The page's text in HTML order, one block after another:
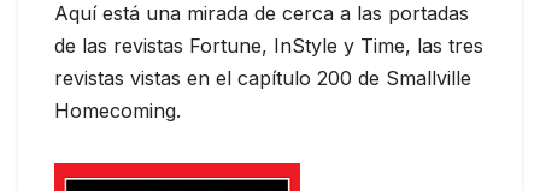
Aquí está una mirada de cerca a las portadas
de las revistas Fortune, InStyle y Time, las tres
revistas vistas en el capítulo 200 de Smallville
Homecoming.